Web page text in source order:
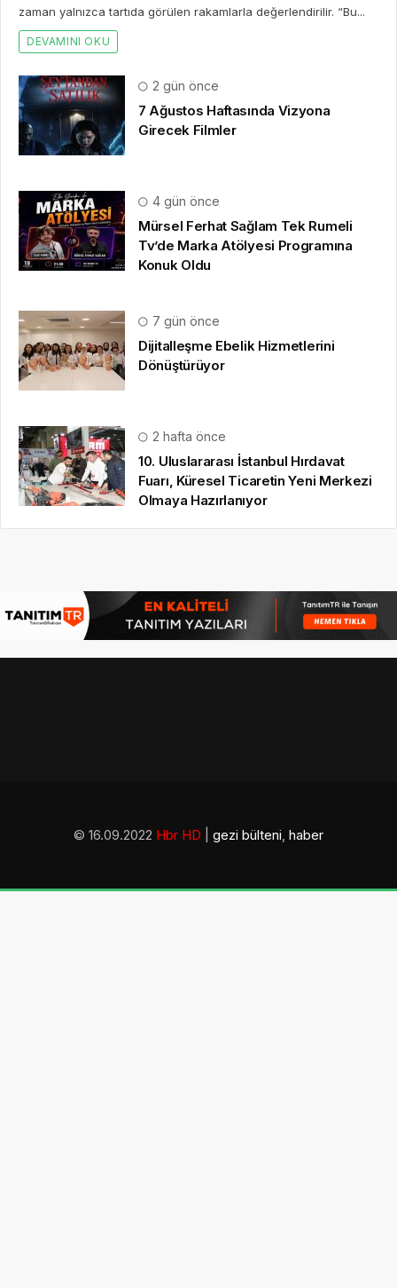
zaman yalnızca tartıda görülen rakamlarla değerlendirilir. “Bu...
DEVAMINI OKU
2 gün önce
7 Ağustos Haftasında Vizyona
Girecek Filmler
4 gün önce
Mürsel Ferhat Sağlam Tek Rumeli
Tv’de Marka Atölyesi Programına
Konuk Oldu
7 gün önce
Dijitalleşme Ebelik Hizmetlerini
Dönüştürüyor
2 hafta önce
10. Uluslararası İstanbul Hırdavat
Fuarı, Küresel Ticaretin Yeni Merkezi
Olmaya Hazırlanıyor
© 16.09.2022 Hbr HD gezi bülteni, haber